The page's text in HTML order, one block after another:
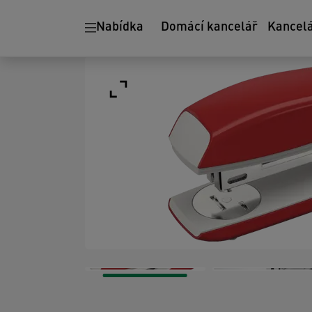
Nabídka Domácí kancelář